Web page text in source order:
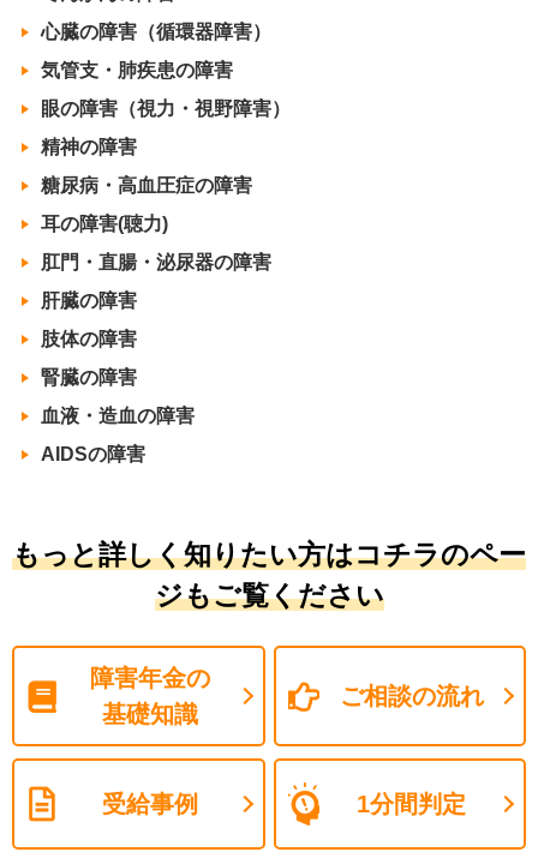
心臓の障害（循環器障害）
気管支・肺疾患の障害
眼の障害（視力・視野障害）
精神の障害
糖尿病・高血圧症の障害
耳の障害(聴力)
肛門・直腸・泌尿器の障害
肝臓の障害
肢体の障害
腎臓の障害
血液・造血の障害
AIDSの障害
もっと詳しく知りたい方はコチラのペー
ジもご覧ください
障害年金の
基礎知識
ご相談の流れ
受給事例 1分間判定